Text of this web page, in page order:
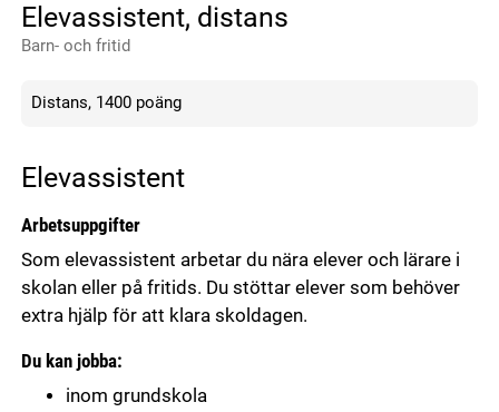
Elevassistent, distans
Barn- och fritid
Distans, 1400 poäng
Elevassistent
Arbetsuppgifter
Som elevassistent arbetar du nära elever och lärare i
skolan eller på fritids. Du stöttar elever som behöver
extra hjälp för att klara skoldagen.
Du kan jobba:
inom grundskola